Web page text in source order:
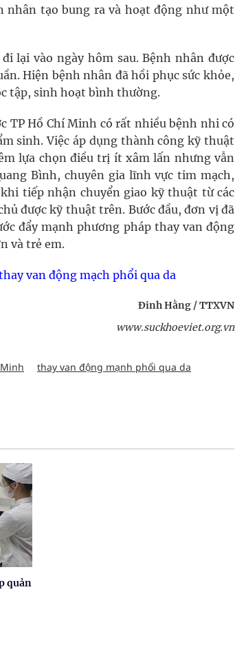
nhân tạo bung ra và hoạt động như một
lại vào ngày hôm sau. Bệnh nhân được
Hiện bệnh nhân đã hồi phục sức khỏe,
tập, sinh hoạt bình thường.
TP Hồ Chí Minh có rất nhiều bệnh nhi có
sinh. Việc áp dụng thành công kỹ thuật
lựa chọn điều trị ít xâm lấn nhưng vẫn
Bình, chuyên gia lĩnh vực tim mạch,
tiếp nhận chuyển giao kỹ thuật từ các
được kỹ thuật trên. Bước đầu, đơn vị đã
đẩy mạnh phương pháp thay van động
và trẻ em.
van động mạch phổi qua da
Đinh Hằng / TTXVN
www.suckhoeviet.org.vn
thay van động mạnh phổi qua da
quản